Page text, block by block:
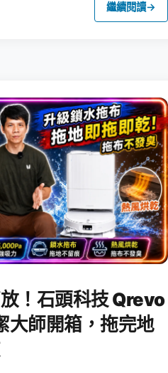
繼續閱讀→
！石頭科技 Qrevo
大師開箱，拖完地